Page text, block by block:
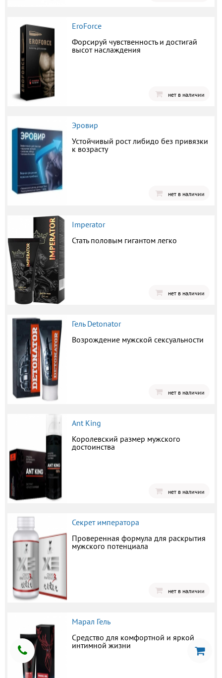
EroForce
Форсируй чувственность и достигай
высот наслаждения
нет в наличии
Эровир
Устойчивый рост либидо без привязки
к возрасту
нет в наличии
Imperator
Стать половым гигантом легко
нет в наличии
Гель Detonator
Возрождение мужской сексуальности
нет в наличии
Ant King
Королевский размер мужского
достоинства
нет в наличии
Секрет императора
Проверенная формула для раскрытия
мужского потенциала
нет в наличии
Марал Гель
Средство для комфортной и яркой
интимной жизни